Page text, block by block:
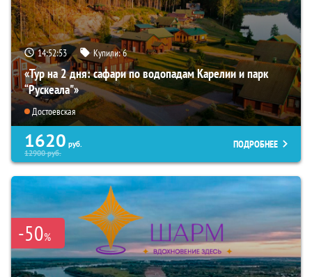
14:52:52 Купили:6
«Тур на 2 дня: сафари по водопадам Карелии и парк
“Рускеала"»
Достоевская
1620 руб.
12900руб.
ПОДРОБНЕЕ
-50%